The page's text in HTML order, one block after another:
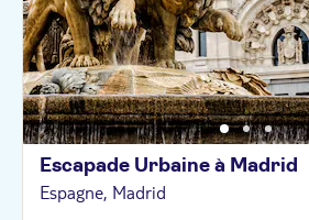
Escapade Urbaine à Madrid
Espagne, Madrid